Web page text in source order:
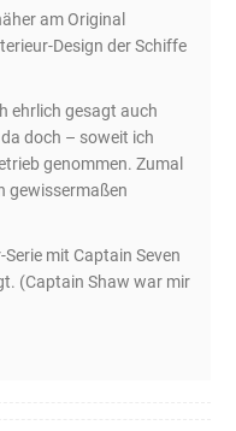
am Original
Design der Schiffe
ehrlich gesagt auch
doch – soweit ich
genommen. Zumal
gewissermaßen
Serie mit Captain Seven
(Captain Shaw war mir